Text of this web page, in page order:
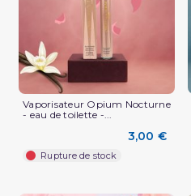
Vaporisateur Opium Nocturne
- eau de toilette -...
3,00 €
Rupture de stock